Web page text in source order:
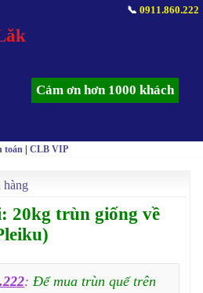
📞 0911.860.222
Cảm ơn hơn 1000 khách
toán |CLB VIP
hàng
20kg trùn giống về
:Để mua trùn quế trên